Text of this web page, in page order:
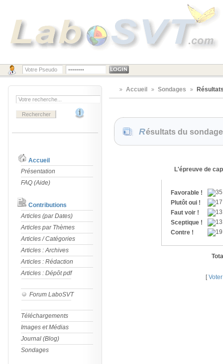
Accueil
Présentation
FAQ (Aide)
Contributions
Articles (par Dates)
Articles par Thèmes
Articles / Catégories
Articles : Archives
Articles : Rédaction
Articles : Dépôt pdf
Forum LaboSVT
Téléchargements
Images et Médias
Journal (Blog)
Sondages
Accueil Sondages
Résultats du
L'épreuve de
Favorable !
Plutôt oui !
Faut voir !
Sceptique !
Contre !
[Voter